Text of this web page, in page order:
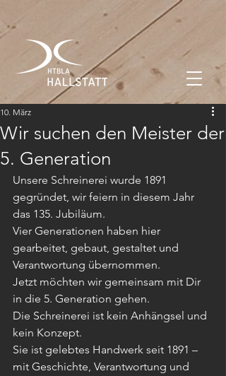
Wir suchen den Meister der
5. Generation
10. März
Unsere Schreinerei wurde 1891
gegründet, wir feiern in diesem Jahr
das 135. Jubiläum.
Vier Generationen haben hier
gearbeitet, gebaut, gestaltet und
Verantwortung übernommen.
Jetzt möchten wir gemeinsam mit Dir
in die 5. Generation gehen.
Die Schreinerei ist kein Anhängsel und
kein Konzept.
Sie ist gelebtes Handwerk seit 1891 –
mit Geschichte, Verantwortung und